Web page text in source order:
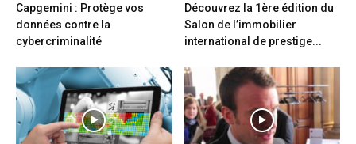
Capgemini : Protège vos
données contre la
cybercriminalité
Découvrez la 1ère édition du
Salon de l’immobilier
international de prestige...